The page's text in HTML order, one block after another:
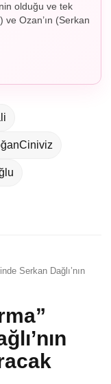
olduğu ve tek
Ozan’ın (Serkan
Serkan Dağlı’nın